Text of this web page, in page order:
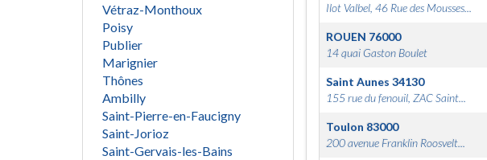
Vétraz-Monthoux
Poisy
Publier
Marignier
Thônes
Ambilly
Saint-Pierre-en-Faucigny
Saint-Jorioz
Saint-Gervais-les-Bains
Ilot Valbel, 46 Rue des Mousses...
ROUEN 76000
14 quai Gaston Boulet
Saint Aunes 34130
155 rue du fenouil, ZAC Saint...
Toulon 83000
200 avenue Franklin Roosvelt...